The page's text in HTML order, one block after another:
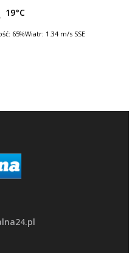
19°C
65%Wiatr: 1.34 m/s SSE